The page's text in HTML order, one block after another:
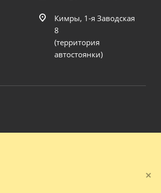
Кимры, 1-я Заводская
8
(территория
автостоянки)